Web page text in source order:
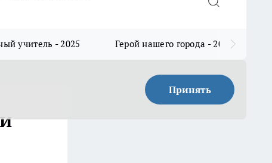
учитель - 2025 Герой нашего города - 2025
Принять